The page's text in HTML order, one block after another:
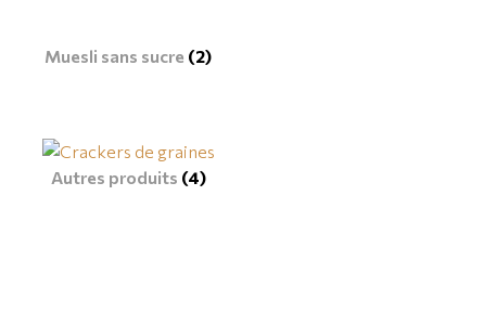
Muesli sans sucre (2)
Autres produits (4)